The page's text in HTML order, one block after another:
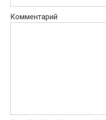
Комментарий